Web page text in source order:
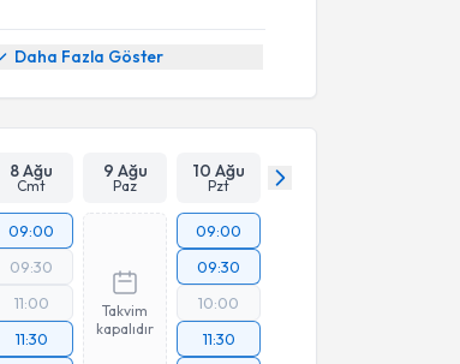
Daha Fazla Göster
8 Ağu
Cmt
9 Ağu
Paz
10 Ağu
Pzt
09:00
09:30
11:00
11:30
Takvim
kapalıdır
09:00
09:30
10:00
11:30